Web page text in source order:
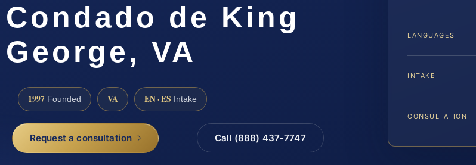
Condado de King
George, VA
1997 Founded VA EN · ES Intake
Request a consultation Call (888) 437-7747
LANGUAGES
INTAKE
CONSULTATION